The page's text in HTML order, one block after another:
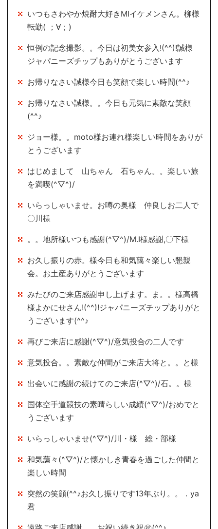
いつもさわやか焼酎大好きMIイケメンさん。柳様
転勤( ；∀；)
恒例の記念撮影。。今日は初美女参入!(^^)!誠様
ジャパニーズチップもありがとうございます
お帰りなさい誠様今日も笑顔で楽しい時間(^^♪
お帰りなさい誠様。。今日も元気に素敵な笑顔
(^^♪
ジョー様。。moto様お連れ様楽しい時間をありが
とうございます
はじめまして 山ちゃん 石ちゃん。。楽しい旅
を満喫(^▽^)/
いらっしゃいませ。お噂の奥様 仲良しお二人で
〇川様
。。地所様いつも感謝(^▽^)/M.I様感謝,〇下様
お久し振りの赤。様今日も和気藹々楽しい懇親
会。お土産ありがとうございます
みたびのご来店感謝申し上げます。ま。。様高橋
様よかにせさん!(^^)!ジャパニーズチップありがと
うございます(^^♪
再びご来店に感謝(^▽^)/意気投合の二人です
意気投合。。素敵な仲間がご来店大将と。。と様
出会いに感謝の続けてのご来店(^▽^)/石。。様
国体空手道競技の素晴らしい成績(^▽^)/おめでと
うございます
いらっしゃいませ(^▽^)/川・様 総・部様
和気藹々(^▽^)/と懐かしき青春を過ごした仲間と
楽しい時間
突然の笑顔(^^♪お久し振りです13年ぶり。。．ya
君